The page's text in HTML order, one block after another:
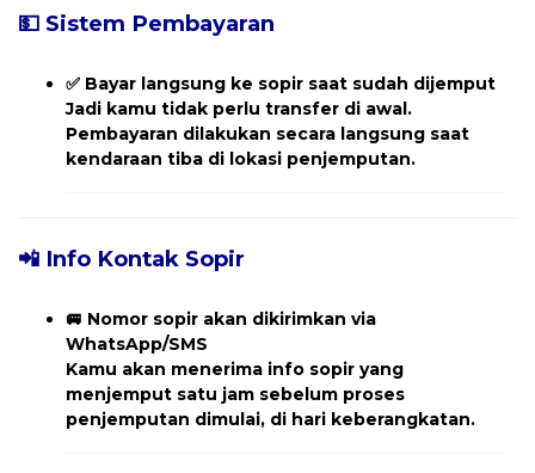
💵 Sistem Pembayaran
✅ Bayar langsung ke sopir saat sudah dijemput
Jadi kamu tidak perlu transfer di awal.
Pembayaran dilakukan secara langsung saat
kendaraan tiba di lokasi penjemputan.
📲 Info Kontak Sopir
🚐 Nomor sopir akan dikirimkan via
WhatsApp/SMS
Kamu akan menerima info sopir yang
menjemput satu jam sebelum proses
penjemputan dimulai, di hari keberangkatan.